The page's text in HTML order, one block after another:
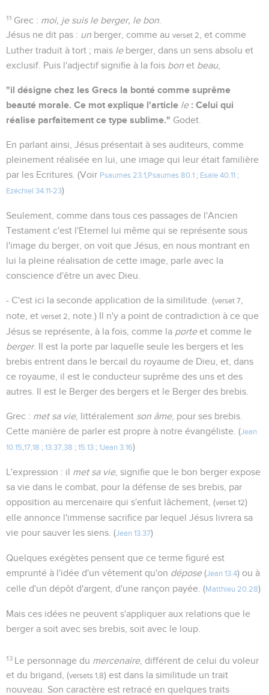
11 Grec : moi, je suis le berger, le bon
Jésus ne dit pas : un berger, comme au verset 2
, et comme
Luther traduit à tort ; mais leberger, dans un sens absolu et
exclusif. Puis l'adjectif signifie à la fois bon et beau,
"il désigne chez les Grecs la bonté comme suprême
beauté morale. Ce mot explique l'article le: Celui qui
réalise parfaitement ce type sublime." Godet.
En parlant ainsi, Jésus présentait à ses auditeurs, comme
pleinement réalisée en lui, une image qui leur était familière
par les Ecritures. (Voir Psaumes 23.1 Psaumes 80.1 ; Esaïe 40.11 ;
Ezéchiel 34.11-23)
Seulement, comme dans tous ces passages de l'Ancien
Testament c'est l'Eternel lui même qui se représente sous
l'image du berger, on voit que Jésus, en nous montrant en
lui la pleine réalisation de cette image, parle avec la
conscience d'être un avec Dieu.
- C'est ici la seconde application de la similitude. (verset 7
note, et verset 2
, note.) Il n'y a point de contradiction à ce que
Jésus se représente, à la fois, comme la porteet comme le
berger. Il est la porte par laquelle seule les bergers et les
brebis entrent dans le bercail du royaume de Dieu, et, dans
ce royaume, il est le conducteur suprême des uns et des
autres. Il est le Berger des bergers et le Berger des brebis.
Grec : met sa vie, littéralement son âme, pour ses brebis.
Cette manière de parler est propre à notre évangéliste. (Jean
10.15 17,18 ; 13.37,38 ; 15.13 ; 1Jean 3.16)
L'expression : il met sa vie, signifie que le bon berger expose
sa vie dans le combat, pour la défense de ses brebis, par
opposition au mercenaire qui s'enfuit lâchement, (verset 12)
elle annonce l'immense sacrifice par lequel Jésus livrera sa
vie pour sauver les siens. (Jean 13.37)
Quelques exégètes pensent que ce terme figuré est
emprunté à l'idée d'un vêtement qu'on dépose(Jean 13.4) ou à
celle d'un dépôt d'argent, d'une rançon payée. (Matthieu 20.28)
Mais ces idées ne peuvent s'appliquer aux relations que le
berger a soit avec ses brebis, soit avec le loup.
13 Le personnage du mercenaire, différent de celui du voleur
et du brigand, (versets 1,8) est dans la similitude un trait
nouveau. Son caractère est retracé en quelques traits